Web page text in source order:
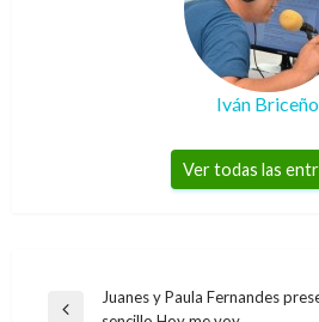
Iván Briceño
Ver todas las
Navegación
Juanes y Paula Fernandes